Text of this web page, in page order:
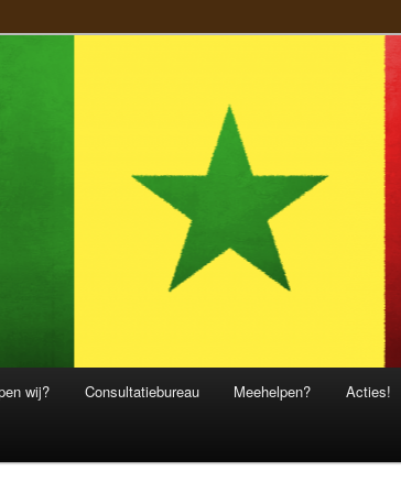
Cobi
wij? Consultatiebureau Meehelpen? Acties!